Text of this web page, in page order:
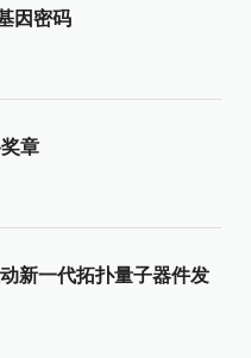
因密码
章
新一代拓扑量子器件发